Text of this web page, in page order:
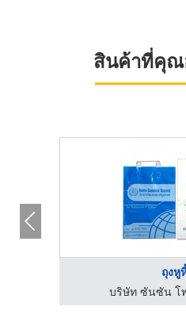
สินค้าที่คุณ
ถุงหู
บริษัท ซันซัน โ